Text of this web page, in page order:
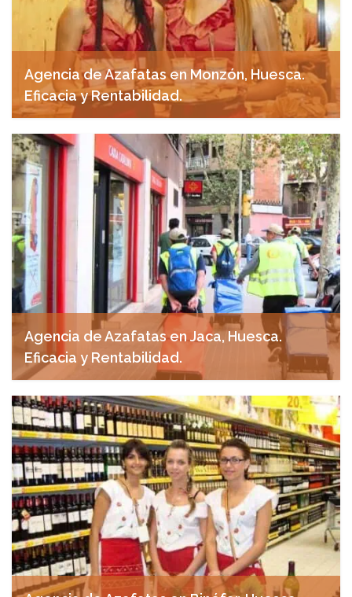
Agencia de Azafatas en Monzón, Huesca.
Eficacia y Rentabilidad.
abril 22, 2025
Agencia de Azafatas en Jaca, Huesca.
Eficacia y Rentabilidad.
abril 18, 2025